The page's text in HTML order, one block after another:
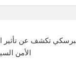
تكشف عن تأثير
الأمن